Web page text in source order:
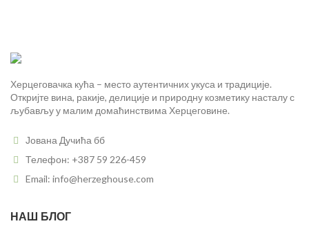
Херцеговачка кућа – место аутентичних укуса и традиције.
Откријте вина, ракије, делиције и природну козметику насталу с
љубављу у малим домаћинствима Херцеговине.
Јована Дучића бб
Телефон: +387 59 226-459
Email: info@herzeghouse.com
НАШ БЛОГ